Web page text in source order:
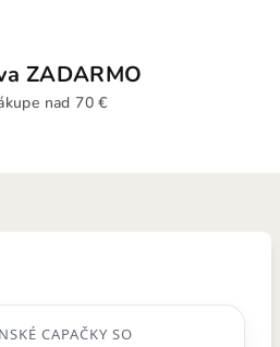
ZADARMO
nad 70 €
CAPAČKY SO